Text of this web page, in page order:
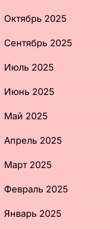
Октябрь 2025
Сентябрь 2025
Июль 2025
Июнь 2025
Май 2025
Апрель 2025
Март 2025
Февраль 2025
Январь 2025